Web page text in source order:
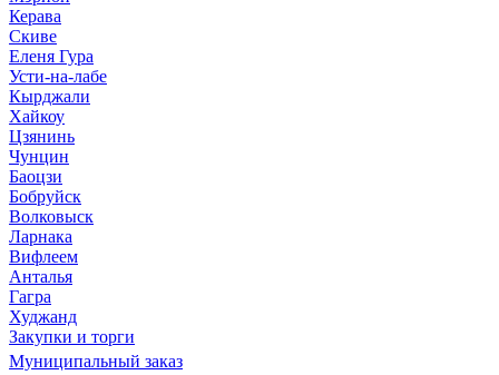
Керава
Скиве
Еленя Гура
Усти-на-лабе
Кырджали
Хайкоу
Цзянинь
Чунцин
Баоцзи
Бобруйск
Волковыск
Ларнака
Вифлеем
Анталья
Гагра
Худжанд
Закупки и торги
Муниципальный заказ